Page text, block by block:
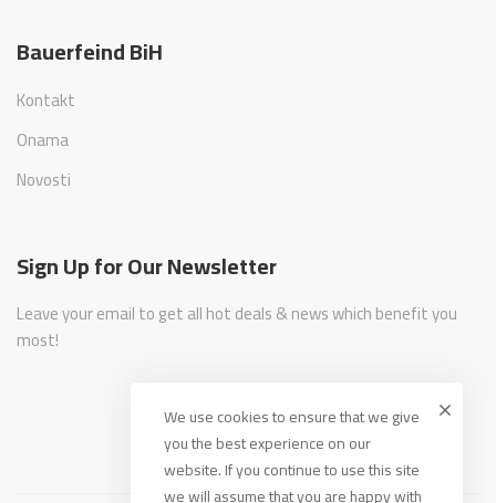
Bauerfeind BiH
Kontakt
Onama
Novosti
Sign Up for Our Newsletter
Leave your email to get all hot deals & news which benefit you
most!
We use cookies to ensure that we give
you the best experience on our
website. If you continue to use this site
we will assume that you are happy with